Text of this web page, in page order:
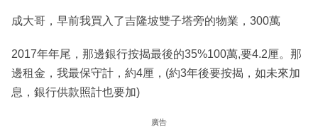
成大哥，早前我買入了吉隆坡雙子塔旁的物業，300萬
2017年年尾，那邊銀行按揭最後的35%100萬,要4.2厘。那
邊租金，我最保守計，約4厘，(約3年後要按揭，如未來加
息，銀行供款照計也要加)
廣告